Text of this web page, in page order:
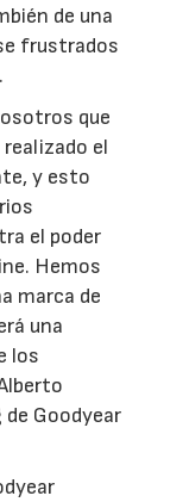
de una
frustrados
que
el
y esto
el poder
Hemos
marca de
una
los
Goodyear